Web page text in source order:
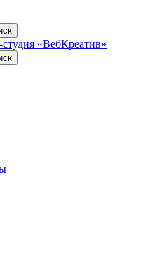
«ВебКреатив»